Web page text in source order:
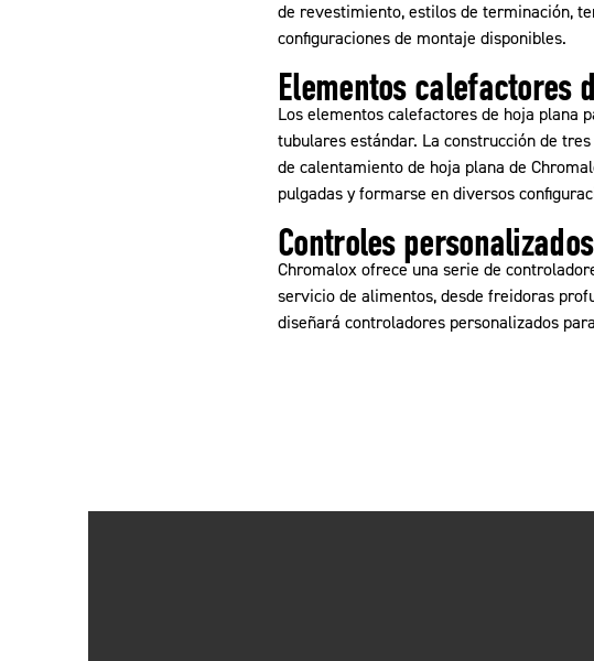
de revestimiento, estilos de terminación,
configuraciones de montaje disponibles.
Elementos calefactores
Los elementos calefactores de hoja plana
tubulares estándar. La construcción de
de calentamiento de hoja plana de
pulgadas y formarse en diversos
Controles personalizados
Chromalox ofrece una serie de
servicio de alimentos, desde freidoras
diseñará controladores personalizados